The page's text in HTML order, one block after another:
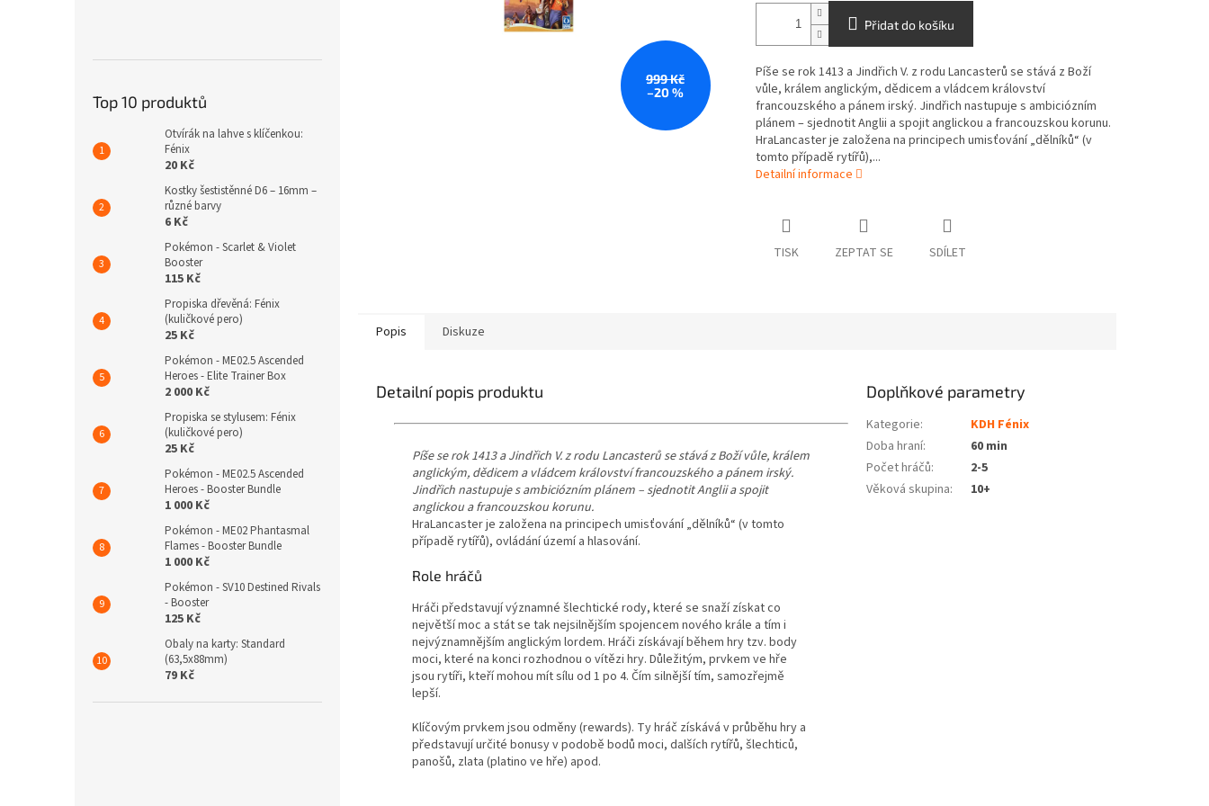
Top 10 produktů
Otvírák na lahve s klíčenkou:
Fénix
20 Kč
Kostky šestistěnné D6 – 16mm –
různé barvy
6 Kč
Pokémon - Scarlet & Violet
Booster
115 Kč
Propiska dřevěná: Fénix
(kuličkové pero)
25 Kč
Pokémon - ME02.5 Ascended
Heroes - Elite Trainer Box
2 000 Kč
Propiska se stylusem: Fénix
(kuličkové pero)
25 Kč
Pokémon - ME02.5 Ascended
Heroes - Booster Bundle
1 000 Kč
Pokémon - ME02 Phantasmal
Flames - Booster Bundle
1 000 Kč
Pokémon - SV10 Destined Rivals
- Booster
125 Kč
Obaly na karty: Standard
(63,5x88mm)
79 Kč
999 Kč
–20 %
Přidat do košíku
Píše se rok 1413 a Jindřich V. z rodu Lancasterů se stává z Boží
vůle, králem anglickým, dědicem a vládcem království
francouzského a pánem irský. Jindřich nastupuje s ambiciózním
plánem – sjednotit Anglii a spojit anglickou a francouzskou korunu.
HraLancaster je založena na principech umisťování „dělníků“ (v
tomto případě rytířů),...
Detailní informace
TISK ZEPTAT SE SDÍLET
Popis Diskuze
Detailní popis produktu
Píše se rok 1413 a Jindřich V. z rodu Lancasterů se stává z Boží vůle, králem
anglickým, dědicem a vládcem království francouzského a pánem irský.
Jindřich nastupuje s ambiciózním plánem – sjednotit Anglii a spojit
anglickou a francouzskou korunu.
HraLancaster je založena na principech umisťování „dělníků“ (v tomto
případě rytířů), ovládání území a hlasování.
Role hráčů
Hráči představují významné šlechtické rody, které se snaží získat co
největší moc a stát se tak nejsilnějším spojencem nového krále a tím i
nejvýznamnějším anglickým lordem. Hráči získávají během hry tzv. body
moci, které na konci rozhodnou o vítězi hry. Důležitým, prvkem ve hře
jsou rytíři, kteří mohou mít sílu od 1 po 4. Čím silnější tím, samozřejmě
lepší.
Klíčovým prvkem jsou odměny (rewards). Ty hráč získává v průběhu hry a
představují určité bonusy v podobě bodů moci, dalších rytířů, šlechticů,
panošů, zlata (platino ve hře) apod.
Doplňkové parametry
Kategorie:
KDH Fénix
Doba hraní:
60 min
Počet hráčů:
2-5
Věková skupina: 10+